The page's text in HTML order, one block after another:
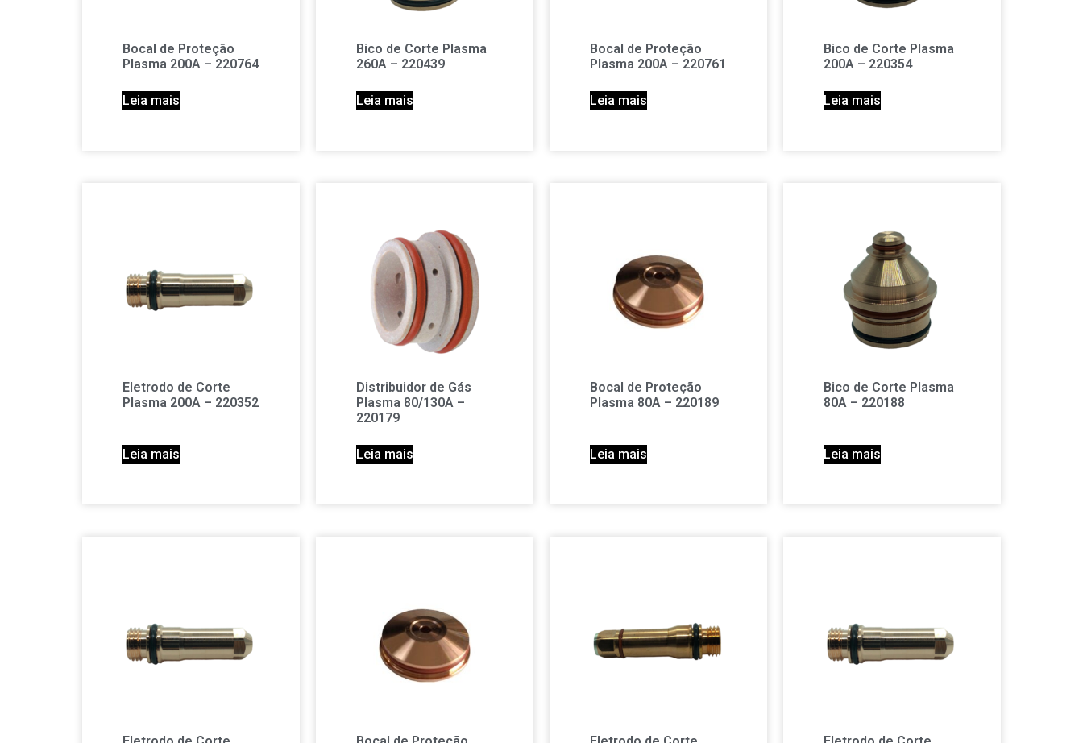
Bocal de Proteção
Plasma 200A – 220764
Leia mais
Bico de Corte Plasma
260A – 220439
Leia mais
Bocal de Proteção
Plasma 200A – 220761
Leia mais
Bico de Corte Plasma
200A – 220354
Leia mais
Eletrodo de Corte
Plasma 200A – 220352
Leia mais
Distribuidor de Gás
Plasma 80/130A –
220179
Leia mais
Bocal de Proteção
Plasma 80A – 220189
Leia mais
Bico de Corte Plasma
80A – 220188
Leia mais